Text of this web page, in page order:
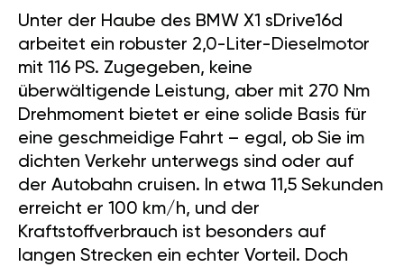
Unter der Haube des BMW X1 sDrive16d
arbeitet ein robuster 2,0-Liter-Dieselmotor
mit 116 PS. Zugegeben, keine
überwältigende Leistung, aber mit 270 Nm
Drehmoment bietet er eine solide Basis für
eine geschmeidige Fahrt – egal, ob Sie im
dichten Verkehr unterwegs sind oder auf
der Autobahn cruisen. In etwa 11,5 Sekunden
erreicht er 100 km/h, und der
Kraftstoffverbrauch ist besonders auf
langen Strecken ein echter Vorteil. Doch